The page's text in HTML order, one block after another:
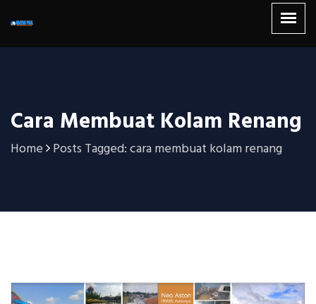
Cara Membuat Kolam Renang
Home Posts Tagged: cara membuat kolam renang